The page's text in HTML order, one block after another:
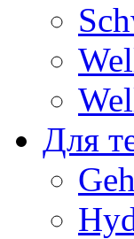
Для